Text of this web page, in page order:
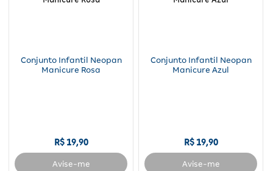
Conjunto Infantil Neopan
Manicure Rosa
R$19,90
Avise-me
Conjunto Infantil Neopan
Manicure Azul
R$19,90
Avise-me